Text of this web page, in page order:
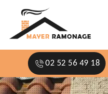
02 52 56 49 18